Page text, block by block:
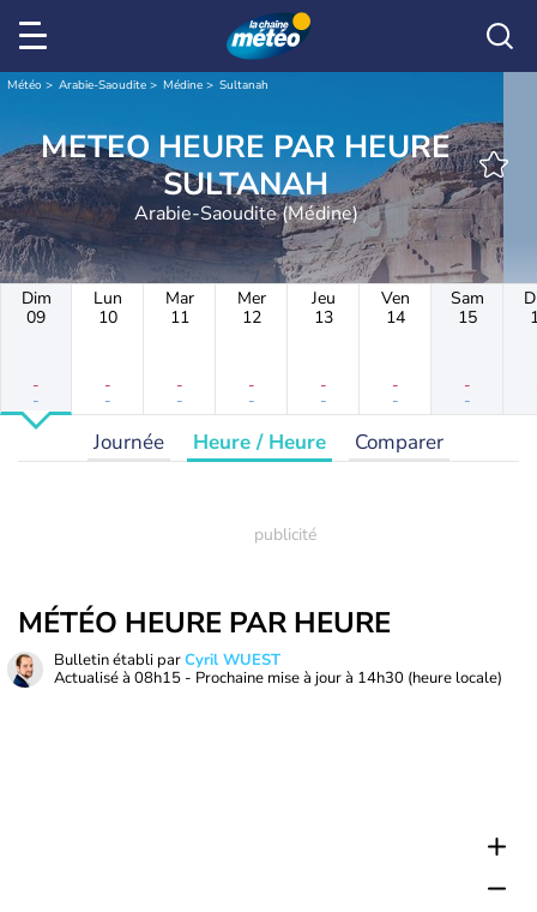
Météo Arabie-Saoudite Médine Sultanah
METEO HEURE PAR HEURE
SULTANAH
Arabie-Saoudite (Médine)
Dim
09
-
-
Lun
10
-
-
Mar
11
-
-
Mer
12
-
-
Jeu
13
-
-
Ven
14
-
-
Sam
15
-
-
Journée Heure / Heure Comparer
MÉTÉO HEURE PAR HEURE
Bulletin établi parCyril WUEST
Actualisé à 08h15 - Prochaine mise à jour à 14h30 (heure locale)